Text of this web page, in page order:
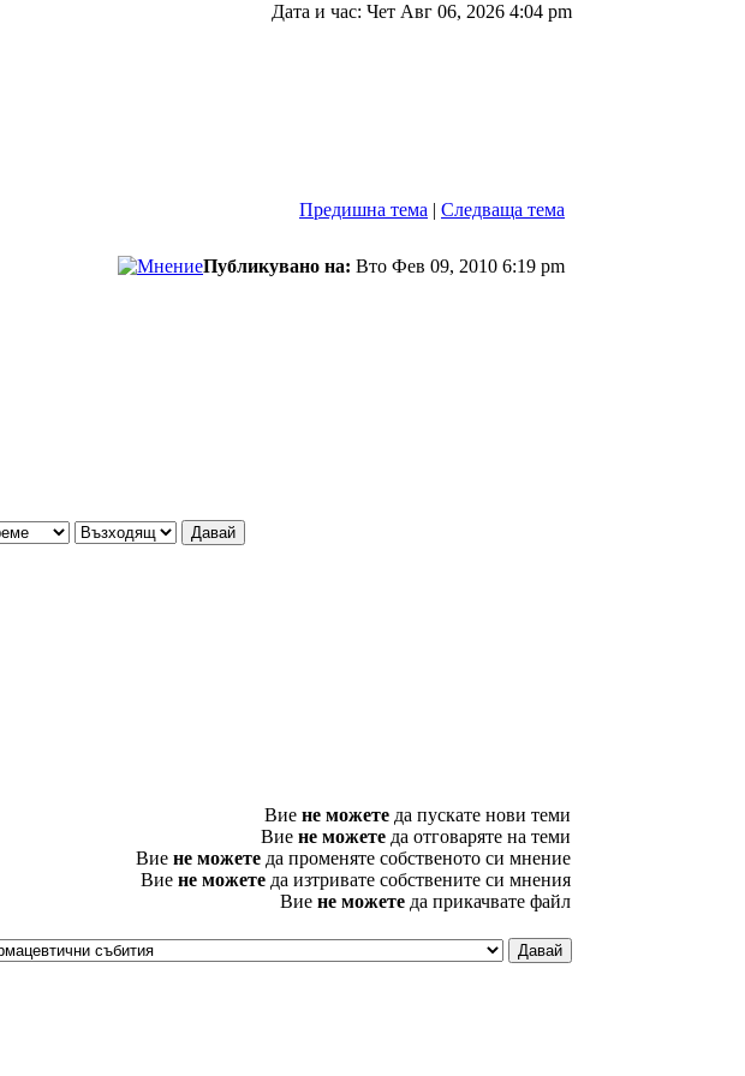
Дата и час: Чет Авг 06, 2026 4:04 pm
Предишна тема | Следваща тема
Публикувано на: Вто Фев 09, 2010 6:19 pm
Вие не можете да пускате нови теми
Вие не можете да отговаряте на теми
Вие не можете да променяте собственото си мнение
Вие не можете да изтривате собствените си мнения
Вие не можете да прикачвате файл